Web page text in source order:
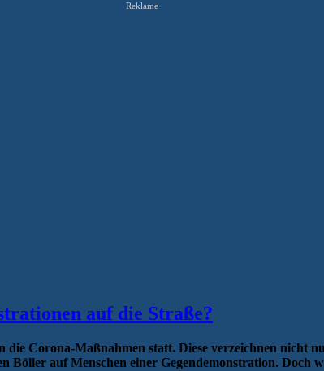
Reklame
auf die Straße?
Corona-Maßnahmen statt. Diese verzeichnen nicht
auf Menschen einer Gegendemonstration. Doch